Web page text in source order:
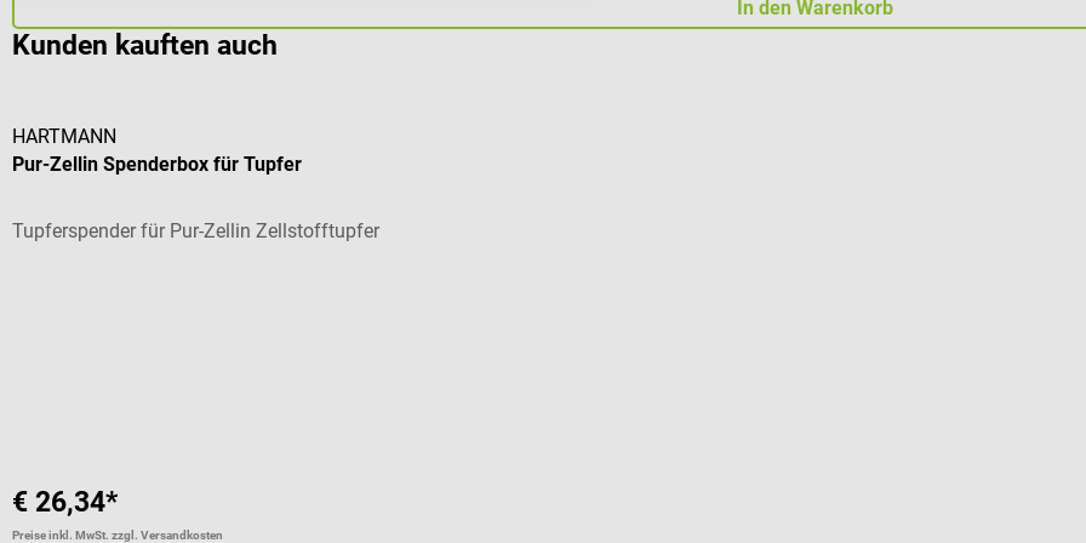
In den Warenkorb
Kunden kauften auch
HARTMANN
Pur-Zellin Spenderbox für Tupfer
Tupferspender für Pur-Zellin Zellstofftupfer
€ 26,34*
Preise inkl. MwSt. zzgl. Versandkosten